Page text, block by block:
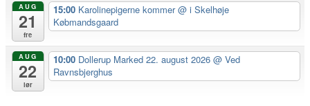
AUG
21
fre
15:00 Karolinepigerne kommer@ i Skelhøje
Købmandsgaard
AUG
22
lør
10:00 Dollerup Marked 22. august 2026 @ Ved
Ravnsbjerghus